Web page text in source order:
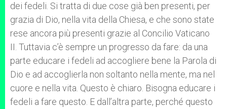
dei fedeli. Si tratta di due cose già ben presenti, per
grazia di Dio, nella vita della Chiesa, e che sono state
rese ancora più presenti grazie al Concilio Vaticano
II. Tuttavia c’è sempre un progresso da fare: da una
parte educare i fedeli ad accogliere bene la Parola di
Dio e ad accoglierla non soltanto nella mente, ma nel
cuore e nella vita. Questo è chiaro. Bisogna educare i
fedeli a fare questo. E dall’altra parte, perché questo